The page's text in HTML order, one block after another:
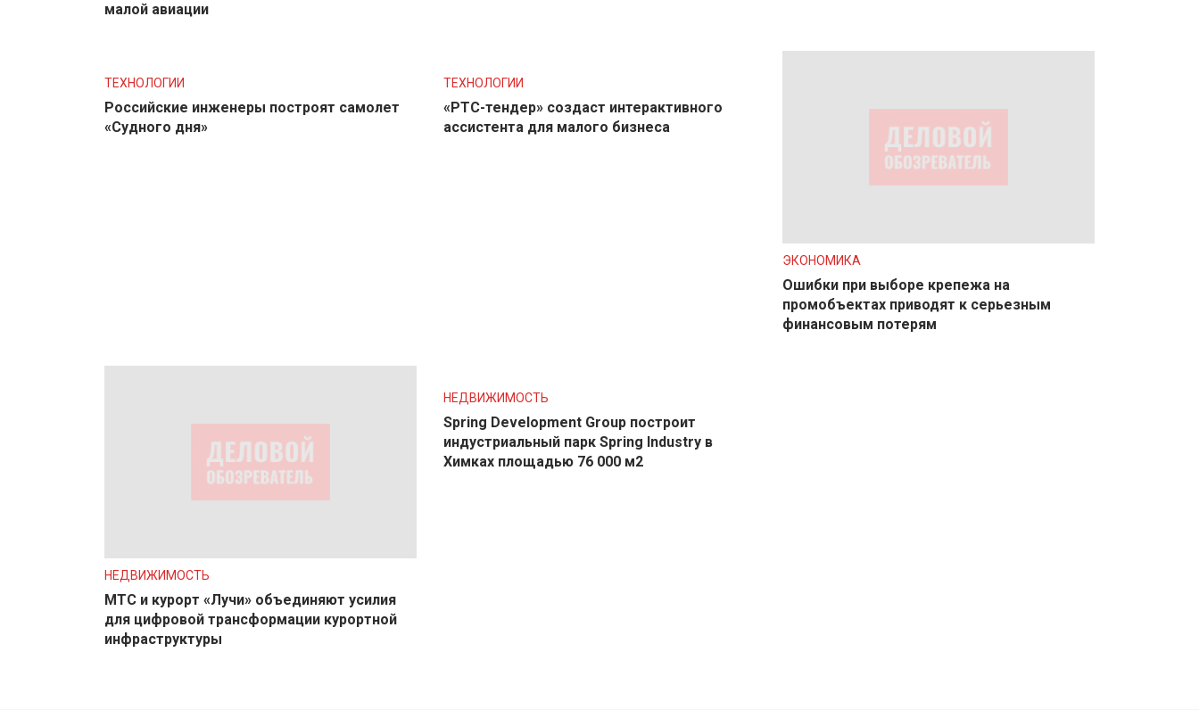
малой авиации
ТЕХНОЛОГИИ
Российские инженеры построят самолет
«Судного дня»
ТЕХНОЛОГИИ
«РТС-тендер» создаст интерактивного
ассистента для малого бизнеса
ЭКОНОМИКА
Ошибки при выборе крепежа на
промобъектах приводят к серьезным
финансовым потерям
НЕДВИЖИМОСТЬ
МТС и курорт «Лучи» объединяют усилия
для цифровой трансформации курортной
инфраструктуры
НЕДВИЖИМОСТЬ
Spring Development Group построит
индустриальный парк Spring Industry в
Химках площадью 76 000 м2